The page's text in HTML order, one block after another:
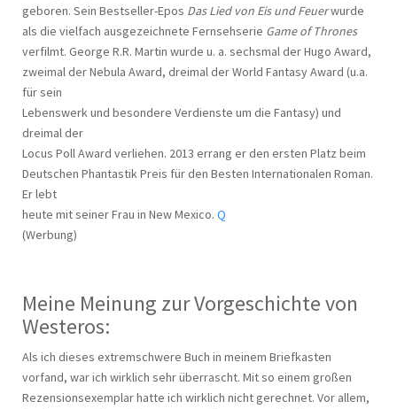
geboren. Sein Bestseller-Epos Das Lied von Eis und Feuerwurde
als die vielfach ausgezeichnete Fernsehserie Game of Thrones
verfilmt. George R.R. Martin wurde u. a. sechsmal der Hugo Award,
zweimal der Nebula Award, dreimal der World Fantasy Award (u.a.
für sein
Lebenswerk und besondere Verdienste um die Fantasy) und
dreimal der
Locus Poll Award verliehen. 2013 errang er den ersten Platz beim
Deutschen Phantastik Preis für den Besten Internationalen Roman.
Er lebt
heute mit seiner Frau in New Mexico. Q
(Werbung)
Meine Meinung zur Vorgeschichte von
Westeros:
Als ich dieses extremschwere Buch in meinem Briefkasten
vorfand, war ich wirklich sehr überrascht. Mit so einem großen
Rezensionsexemplar hatte ich wirklich nicht gerechnet. Vor allem,